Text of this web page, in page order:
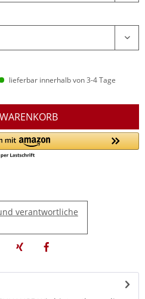
lieferbar innerhalb von 3-4 Tage
verantwortliche